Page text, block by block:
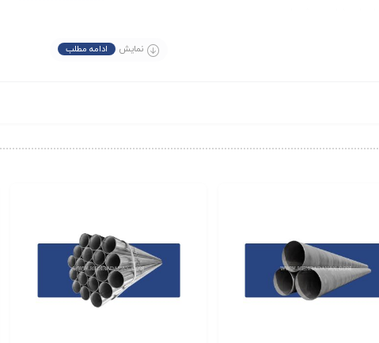
نمایش ادامه مطلب